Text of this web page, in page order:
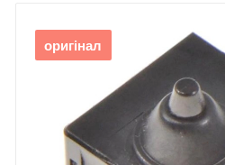
оригінал